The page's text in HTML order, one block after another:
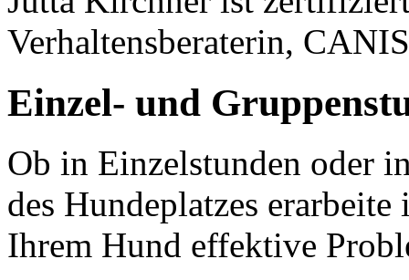
Verhaltensberaterin,
Einzel- und
Ob in Einzelstunden oder
des Hundeplatzes
Ihrem Hund effektive